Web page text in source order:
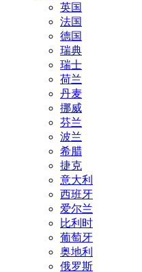
英国
法国
德国
瑞典
瑞士
荷兰
丹麦
挪威
芬兰
波兰
希腊
捷克
意大利
西班牙
爱尔兰
比利时
葡萄牙
奥地利
俄罗斯